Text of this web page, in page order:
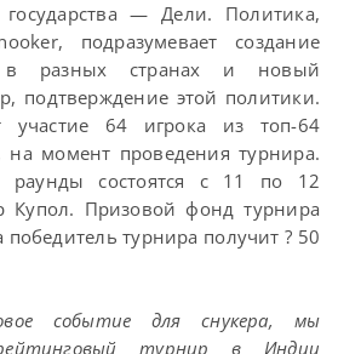
— Дели. Политика,
подразумевает создание
в разных странах и новый
подтверждение этой политики.
участие 64 игрока из топ-64
на момент проведения турнира.
раунды состоятся с 11 по 12
Купол. Призовой фонд турнира
победитель турнира получит ? 50
событие для снукера, мы
турнир в Индии